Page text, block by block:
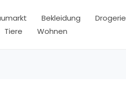
Bekleidung Drogerie
Tiere Wohnen